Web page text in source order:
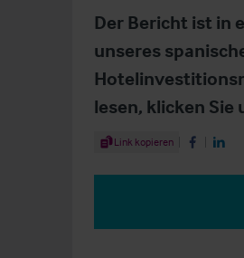
Der Bericht ist in
unseres
lesen, klicken Sie
Share Article
Link kopieren Share onShare